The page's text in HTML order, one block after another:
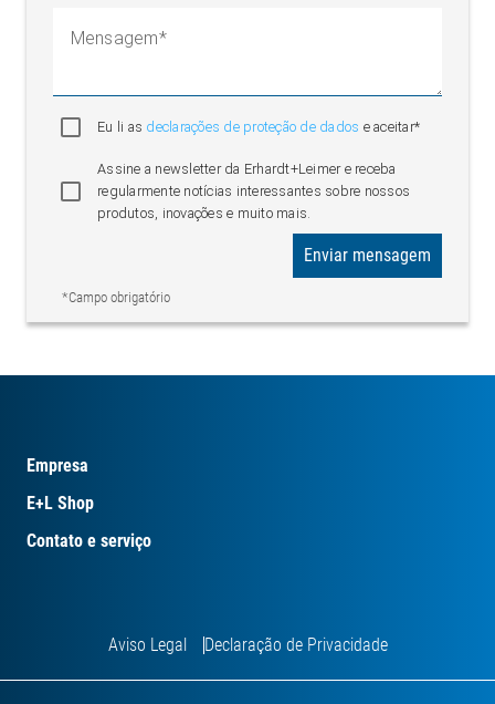
Mensagem
Eu li as declarações de proteção de dados e aceitar*
Assine a newsletter da Erhardt+Leimer e receba
regularmente notícias interessantes sobre nossos
produtos, inovações e muito mais.
*Campo obrigatório
Enviar mensagem
Empresa
E+L Shop
Contato e serviço
Aviso Legal Declaração de Privacidade